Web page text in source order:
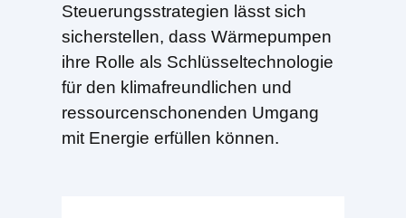
Steuerungsstrategien lässt sich
sicherstellen, dass Wärmepumpen
ihre Rolle als Schlüsseltechnologie
für den klimafreundlichen und
ressourcenschonenden Umgang
mit Energie erfüllen können.